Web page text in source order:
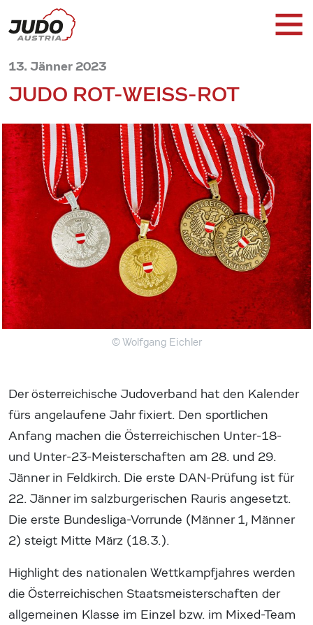
13. Jänner 2023
JUDO ROT-WEISS-ROT
© Wolfgang Eichler
Der österreichische Judoverband hat den Kalender
fürs angelaufene Jahr fixiert. Den sportlichen
Anfang machen die Österreichischen Unter-18-
und Unter-23-Meisterschaften am 28. und 29.
Jänner in Feldkirch. Die erste DAN-Prüfung ist für
22. Jänner im salzburgerischen Rauris angesetzt.
Die erste Bundesliga-Vorrunde (Männer 1, Männer
2) steigt Mitte März (18.3.).
Highlight des nationalen Wettkampfjahres werden
die Österreichischen Staatsmeisterschaften der
allgemeinen Klasse im Einzel bzw. im Mixed-Team